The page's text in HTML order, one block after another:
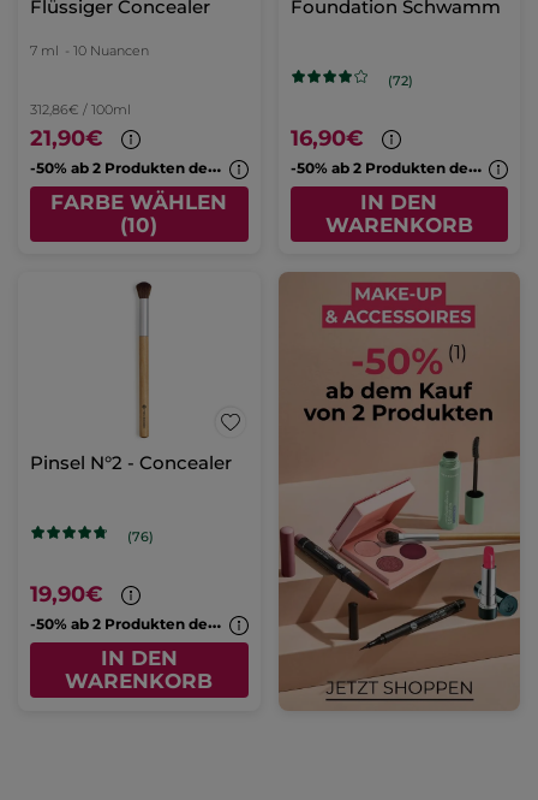
Flüssiger Concealer
7 ml - 10 Nuancen
312,86€ / 100ml
21,90€
-
50% ab 2 Produkten deiner Wahl
FARBE WÄHLEN
(10)
Foundation Schwamm
(72)
16,90€
-
50% ab 2 Produkten deiner Wahl
IN DEN
WARENKORB
Pinsel N°2 - Concealer
(76)
19,90€
-
50% ab 2 Produkten deiner Wahl
IN DEN
WARENKORB